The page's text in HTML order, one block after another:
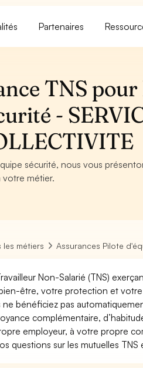
Partenaires
TNS
-
sécurité, nous vous
votre métier.
les métiers Assurances Pilote
Non-Salarié (TNS)
être, votre protection et
ne bénéficiez pas
complémentaire,
employeur, à votre propre
questions sur les mutuelles